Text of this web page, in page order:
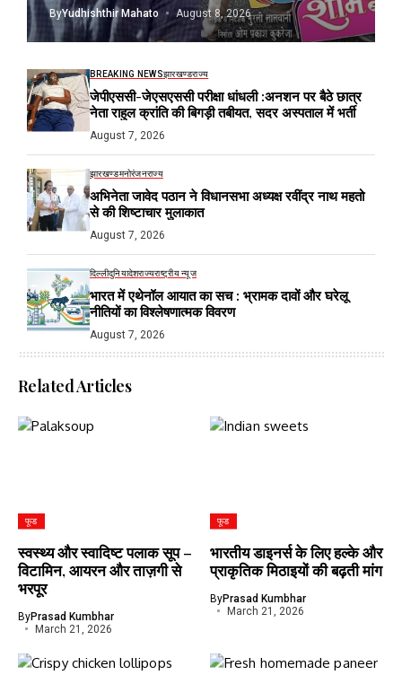
ByYudhishthir Mahato August 8, 2026
BREAKING NEWSझारखण्डराज्य
जेपीएससी-जेएसएससी परीक्षा धांधली :अनशन पर बैठे छात्र
नेता राहुल क्रांति की बिगड़ी तबीयत, सदर अस्पताल में भर्ती
August 7, 2026
झारखण्डमनोरंजनराज्य
अभिनेता जावेद पठान ने विधानसभा अध्यक्ष रवींद्र नाथ महतो
से की शिष्टाचार मुलाकात
August 7, 2026
दिल्लीदुनियादेशराज्यराष्ट्रीय न्यूज
भारत में एथेनॉल आयात का सच : भ्रामक दावों और घरेलू
नीतियों का विश्लेषणात्मक विवरण
August 7, 2026
Related Articles
फूड
स्वस्थ्य और स्वादिष्ट पलाक सूप –
विटामिन, आयरन और ताज़गी से
भरपूर
ByPrasad Kumbhar
March 21, 2026
फूड
भारतीय डाइनर्स के लिए हल्के और
प्राकृतिक मिठाइयों की बढ़ती मांग
ByPrasad Kumbhar
March 21, 2026